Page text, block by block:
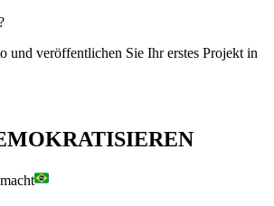
und veröffentlichen Sie Ihr erstes Projekt in